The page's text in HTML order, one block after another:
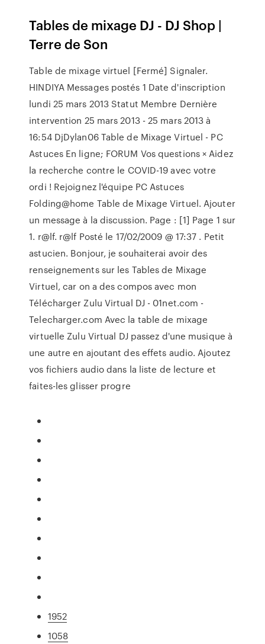
Tables de mixage DJ - DJ Shop |
Terre de Son
Table de mixage virtuel [Fermé] Signaler.
HINDIYA Messages postés 1 Date d'inscription
lundi 25 mars 2013 Statut Membre Dernière
intervention 25 mars 2013 - 25 mars 2013 à
16:54 DjDylan06 Table de Mixage Virtuel - PC
Astuces En ligne; FORUM Vos questions × Aidez
la recherche contre le COVID-19 avec votre
ordi ! Rejoignez l'équipe PC Astuces
Folding@home Table de Mixage Virtuel. Ajouter
un message à la discussion. Page : [1] Page 1 sur
1. r@lf. r@lf Posté le 17/02/2009 @ 17:37 . Petit
astucien. Bonjour, je souhaiterai avoir des
renseignements sur les Tables de Mixage
Virtuel, car on a des compos avec mon
Télécharger Zulu Virtual DJ - 01net.com -
Telecharger.com Avec la table de mixage
virtuelle Zulu Virtual DJ passez d'une musique à
une autre en ajoutant des effets audio. Ajoutez
vos fichiers audio dans la liste de lecture et
faites-les glisser progre
1952
1058